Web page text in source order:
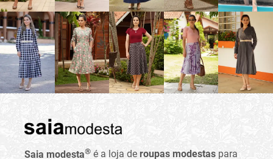
Saia modesta® é a loja de roupas modestas para